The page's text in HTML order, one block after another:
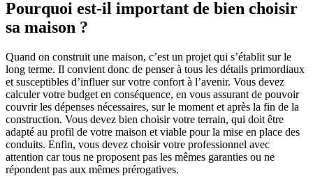
Pourquoi est-il important de bien choisir
sa maison ?
Quand on construit une maison, c’est un projet qui s’établit sur le
long terme. Il convient donc de penser à tous les détails primordiaux
et susceptibles d’influer sur votre confort à l’avenir. Vous devez
calculer votre budget en conséquence, en vous assurant de pouvoir
couvrir les dépenses nécessaires, sur le moment et après la fin de la
construction. Vous devez bien choisir votre terrain, qui doit être
adapté au profil de votre maison et viable pour la mise en place des
conduits. Enfin, vous devez choisir votre professionnel avec
attention car tous ne proposent pas les mêmes garanties ou ne
répondent pas aux mêmes prérogatives.